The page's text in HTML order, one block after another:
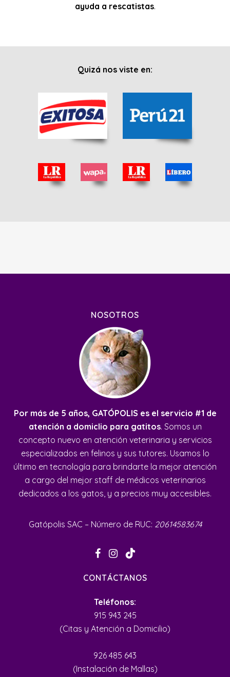
ayuda a rescatistas.
Quizá nos viste en:
NOSOTROS
Por más de 5 años, GATÓPOLIS es el servicio #1 de
atención a domiclio para gatitos. Somos un
concepto nuevo en atención veterinaria y servicios
especializados en felinos y sus tutores. Usamos lo
último en tecnología para brindarte la mejor atención
a cargo del mejor staff de médicos veterinarios
dedicados a los gatos, y a precios muy accesibles.
Gatópolis SAC – Número de RUC: 20614583674
CONTÁCTANOS
Teléfonos:
915 943 245
(Citas y Atención a Domicilio)
926 485 643
(Instalación de Mallas)